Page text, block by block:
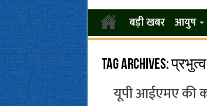
बड़ी खबर आयुष
Tag Archives:प्रभुत्व
यूपी आईएमए की